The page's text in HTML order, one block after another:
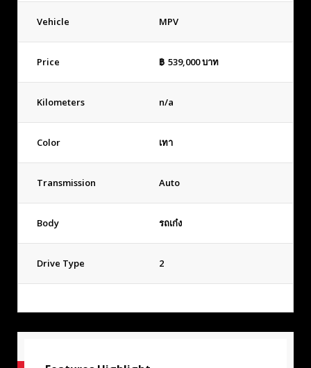
Vehicle MPV
Price ฿ 539,000บาท
Kilometers n/a
Color เทา
Transmission Auto
Body รถเก๋ง
Drive Type 2